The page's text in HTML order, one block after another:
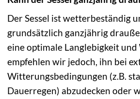
Der Sessel ist wetterbeständig
grundsätzlich ganzjährig
eine optimale Langlebigkeit
empfehlen wir jedoch, ihn bei
Witterungsbedingungen (z.B.
Dauerregen) abzudecken oder